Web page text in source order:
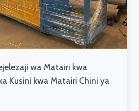
wa Matairi kwa
Kusini kwa Matairi Chini ya